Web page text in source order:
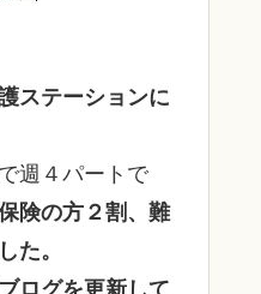
ステーションに
週４パートで
険の方２割、難
た。